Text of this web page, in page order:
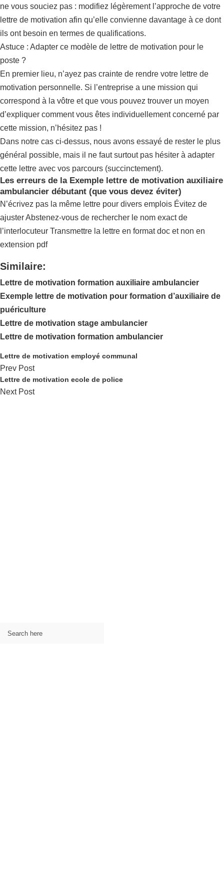
ne vous souciez pas : modifiez légèrement l’approche de votre
lettre de motivation afin qu’elle convienne davantage à ce dont
ils ont besoin en termes de qualifications.
Astuce : Adapter ce modèle de lettre de motivation pour le
poste ?
En premier lieu, n’ayez pas crainte de rendre votre lettre de
motivation personnelle. Si l’entreprise a une mission qui
correspond à la vôtre et que vous pouvez trouver un moyen
d’expliquer comment vous êtes individuellement concerné par
cette mission, n’hésitez pas !
Dans notre cas ci-dessus, nous avons essayé de rester le plus
général possible, mais il ne faut surtout pas hésiter à adapter
cette lettre avec vos parcours (succinctement).
Les erreurs de la Exemple lettre de motivation auxiliaire
ambulancier débutant (que vous devez éviter)
N’écrivez pas la même lettre pour divers emplois Évitez de
ajuster Abstenez-vous de rechercher le nom exact de
l’interlocuteur Transmettre la lettre en format doc et non en
extension pdf
Similaire:
Lettre de motivation formation auxiliaire ambulancier
Exemple lettre de motivation pour formation d’auxiliaire de
puériculture
Lettre de motivation stage ambulancier
Lettre de motivation formation ambulancier
Lettre de motivation employé communal
Prev Post
Lettre de motivation ecole de police
Next Post